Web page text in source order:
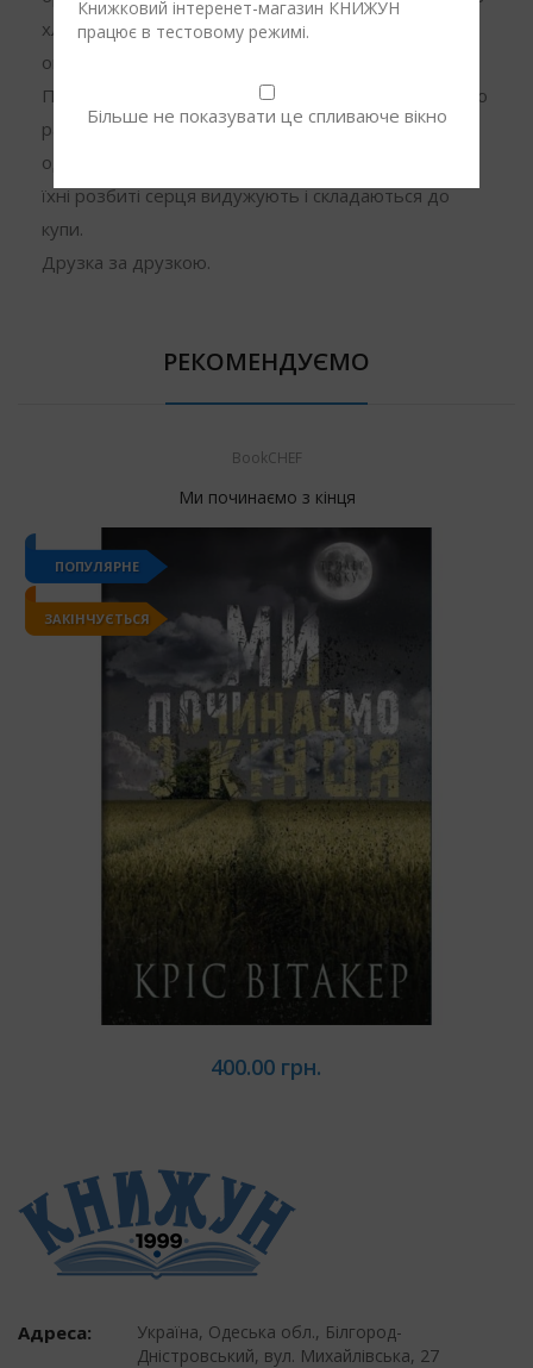
хлопця в поїздку за кордон, усе його єство
опирається, утім він їде.
Поки Кейл і Саванна прямують шляхом зцілення, то
разом знаходять розраду у світлі, яке дарують
одне одному. І що осяйніше це світло, то швидше
їхні розбиті серця видужують і складаються до
купи.
Друзка за друзкою.
РЕКОМЕНДУЄМО
BookCHEF
Ми починаємо з кінця
ПОПУЛЯРНЕ
ЗАКІНЧУЄТЬСЯ
400.00 грн.
Адреса:
Україна, Одеська обл., Білгород-
Дністровський, вул. Михайлівська, 27
Книжковий інтеренет-магазин КНИЖУН
працює в тестовому режимі.
Більше не показувати це спливаюче вікно